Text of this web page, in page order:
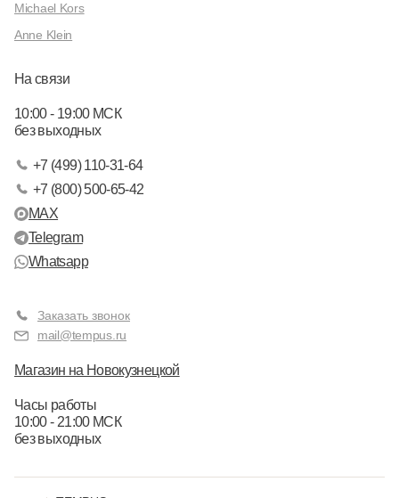
Michael Kors
Anne Klein
На связи
10:00 - 19:00 МСК
без выходных
+7 (499) 110-31-64
+7 (800) 500-65-42
MAX
Telegram
Whatsapp
Заказать звонок
mail@tempus.ru
Магазин на Новокузнецкой
Часы работы
10:00 - 21:00 МСК
без выходных